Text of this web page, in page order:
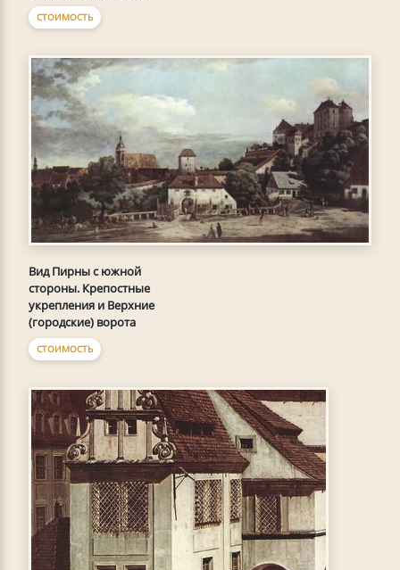
СТОИМОСТЬ
Вид Пирны с южной
стороны. Крепостные
укрепления и Верхние
(городские) ворота
СТОИМОСТЬ